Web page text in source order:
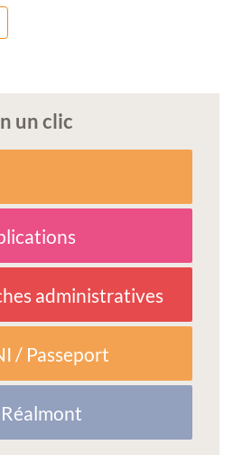
un clic
administratives
/ Passeport